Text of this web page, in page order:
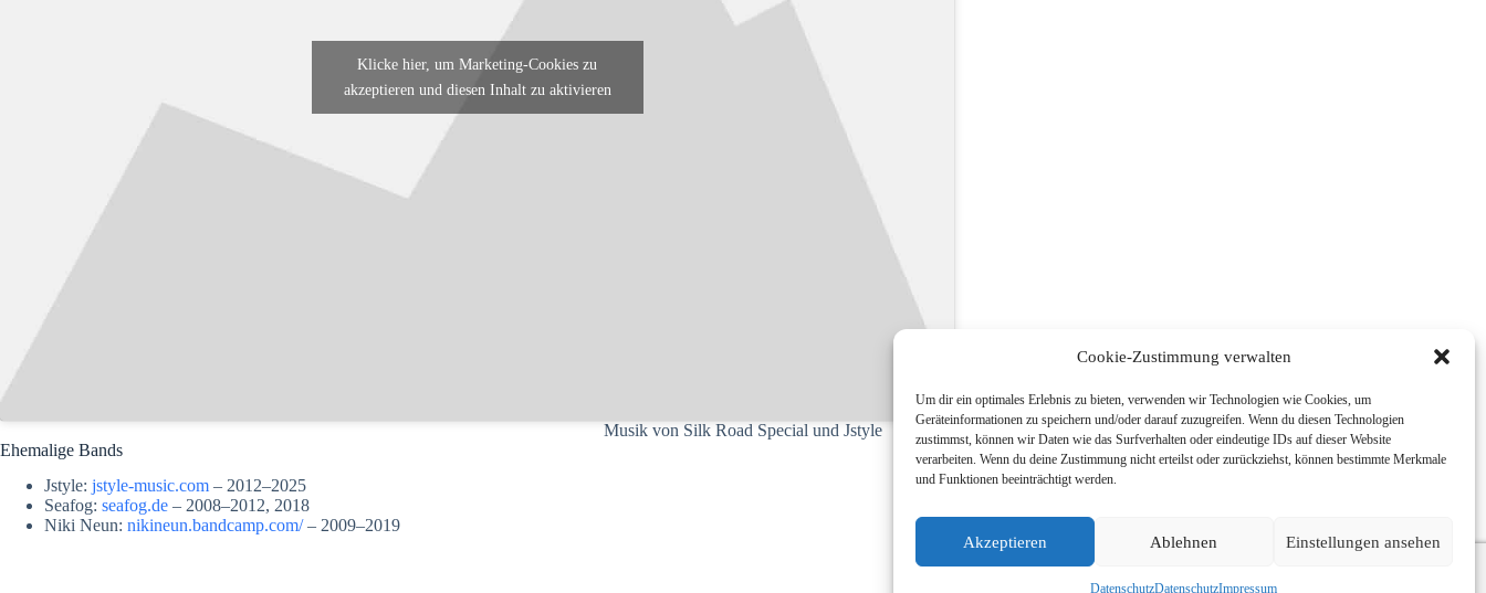
Cookie-Zustimmung verwalten
Um dir ein optimales Erlebnis zu bieten, verwenden wir Technologien wie Cookies, um
Geräteinformationen zu speichern und/oder darauf zuzugreifen. Wenn du diesen Technologien
zustimmst, können wir Daten wie das Surfverhalten oder eindeutige IDs auf dieser Website
verarbeiten. Wenn du deine Zustimmung nicht erteilst oder zurückziehst, können bestimmte Merkmale
und Funktionen beeinträchtigt werden.
Akzeptieren Ablehnen Einstellungen ansehen
DatenschutzDatenschutzImpressum
Klicke hier, um Marketing-Cookies zu
akzeptieren und diesen Inhalt zu aktivieren
Musik von Silk Road Special und Jstyle
Ehemalige Bands
Jstyle: jstyle-music.com – 2012–2025
Seafog: seafog.de – 2008–2012, 2018
Niki Neun: nikineun.bandcamp.com/– 2009–2019